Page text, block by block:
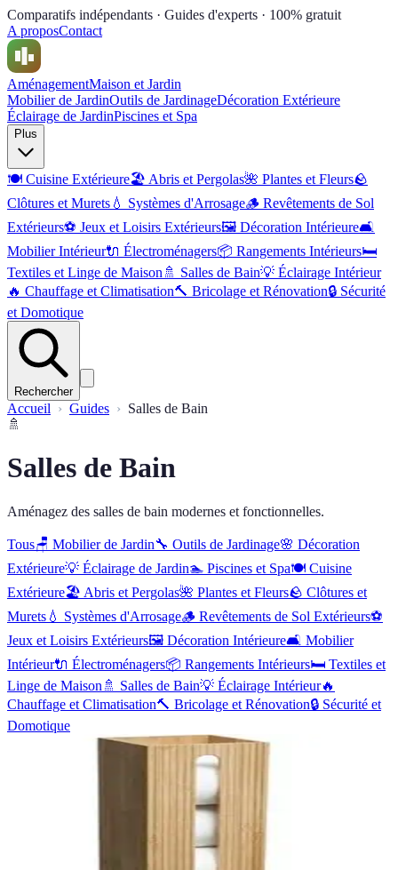
Comparatifs indépendants · Guides d'experts · 100% gratuit
A proposContact
AménagementMaison et Jardin
Mobilier de JardinOutils de JardinageDécoration Extérieure
Éclairage de JardinPiscines et Spa
Plus
🍽️ Cuisine Extérieure🏖️ Abris et Pergolas🌺 Plantes et Fleurs🪨
Clôtures et Murets 💧 Systèmes d'Arrosage🪵 Revêtements de Sol
Extérieurs⚽ Jeux et Loisirs Extérieurs🖼️ Décoration Intérieure🛋️
Mobilier Intérieur🔌 Électroménagers📦 Rangements Intérieurs🛏️
Textiles et Linge de Maison 🚿 Salles de Bain💡 Éclairage Intérieur
🔥 Chauffage et Climatisation🔨 Bricolage et Rénovation🔒 Sécurité
et Domotique
Rechercher
Accueil Guides
Salles de Bain
🚿
Salles de Bain
Aménagez des salles de bain modernes et fonctionnelles.
Tous🪑 Mobilier de Jardin🔧 Outils de Jardinage🌸 Décoration
Extérieure💡 Éclairage de Jardin🏊 Piscines et Spa🍽️ Cuisine
Extérieure🏖️ Abris et Pergolas🌺 Plantes et Fleurs🪨 Clôtures et
Murets 💧 Systèmes d'Arrosage🪵 Revêtements de Sol Extérieurs⚽
Jeux et Loisirs Extérieurs🖼️ Décoration Intérieure🛋️ Mobilier
Intérieur🔌 Électroménagers📦 Rangements Intérieurs🛏️ Textiles et
Linge de Maison 🚿 Salles de Bain💡 Éclairage Intérieur🔥
Chauffage et Climatisation🔨 Bricolage et Rénovation🔒 Sécurité et
Domotique